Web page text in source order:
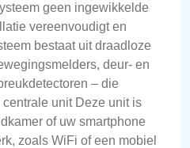
geen ingewikkelde
vereenvoudigt en
bestaat uit draadloze
deur- en
– die
unit Deze unit is
of uw smartphone
zoals WiFi of een mobiel